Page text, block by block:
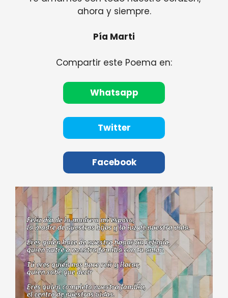
ahora y siempre.
Pía Marti
Compartir este Poema en:
Whatsapp
Twitter
Facebook